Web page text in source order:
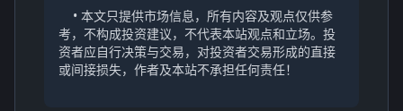
• 本文只提供市场信息，所有内容及观点仅供参
考，不构成投资建议，不代表本站观点和立场。投
资者应自行决策与交易，对投资者交易形成的直接
或间接损失，作者及本站不承担任何责任！